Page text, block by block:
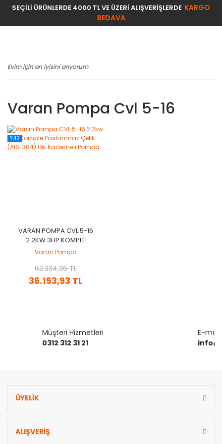
SEÇİLİ ÜRÜNLERDE 4000 TL VE ÜZERİ ALIŞVERİŞLERDE KARGO
BEDAVA
Varan Pompa Cvl 5-16
%42
VARAN POMPA CVL 5-16
2.2KW 3HP KOMPLE
PASLANMAZ ÇELIK (AISI
304) DIK KADEMELI POMPA
Varan Pompa
36.153,93 TL
62.334,36 TL
Müşteri Hizmetleri
0312 312 31 21
E-mail
ÜYELİK
ALIŞVERİŞ